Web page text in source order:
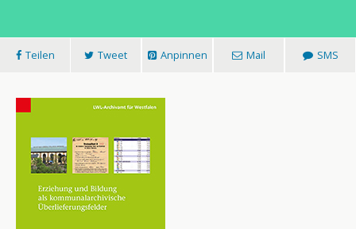
Teilen Tweet Anpinnen Mail SMS